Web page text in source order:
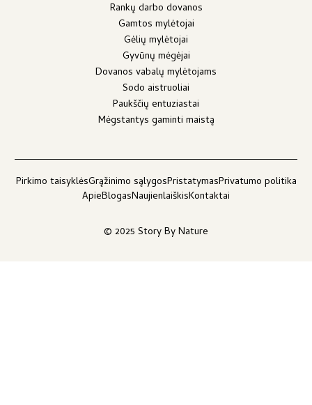
Rankų darbo dovanos
Gamtos mylėtojai
Gėlių mylėtojai
Gyvūnų mėgėjai
Dovanos vabalų mylėtojams
Sodo aistruoliai
Paukščių entuziastai
Mėgstantys gaminti maistą
© 2025 Story By Nature
Pirkimo taisyklėsGrąžinimo sąlygosPristatymasPrivatumo politika
ApieBlogasNaujienlaiškisKontaktai